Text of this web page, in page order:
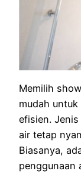
Memilih
mudah
efisien.
air tetap
Biasanya,
penggunaan